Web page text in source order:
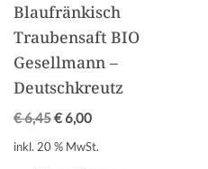
Blaufränkisch
Traubensaft BIO
Gesellmann –
Deutschkreutz
€6,45€6,00
inkl. 20 % MwSt.